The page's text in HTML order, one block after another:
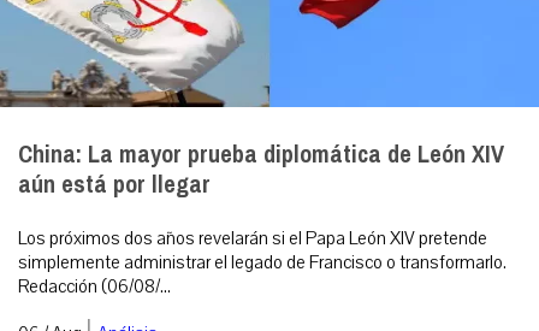
China: La mayor prueba diplomática de León XIV
aún está por llegar
Los próximos dos años revelarán si el Papa León XIV pretende
simplemente administrar el legado de Francisco o transformarlo.
Redacción (06/08/...